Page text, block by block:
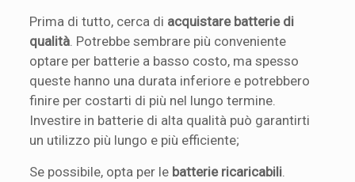
Prima di tutto, cerca di acquistare batterie di
qualità . Potrebbe sembrare più conveniente
optare per batterie a basso costo, ma spesso
queste hanno una durata inferiore e potrebbero
finire per costarti di più nel lungo termine.
Investire in batterie di alta qualità può garantirti
un utilizzo più lungo e più efficiente;
Se possibile, opta per le batterie ricaricabili